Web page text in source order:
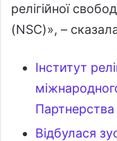
релігійної
(NSC)», –
Інститут
Партнерства
Відбулася